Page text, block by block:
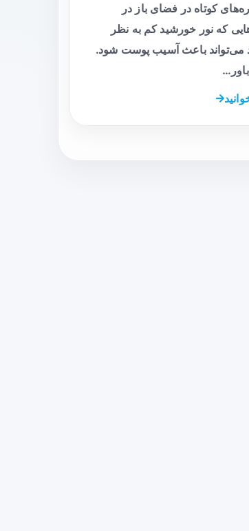
کوتاه در فضای باز در
که نور خورشید کم به نظر
باعث آسیب پوست شود.